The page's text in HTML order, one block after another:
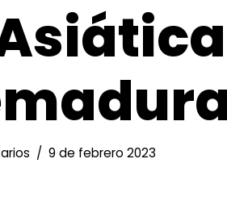
9 de febrero 2023